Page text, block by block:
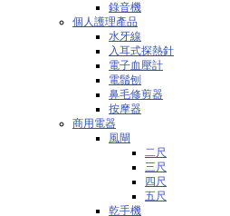
錄音機
個人護理產品
水牙線
入耳式探熱針
電子血壓計
電鬚刨
鼻毛修剪器
按摩器
商用電器
風閘
二尺
三尺
四尺
五尺
乾手機